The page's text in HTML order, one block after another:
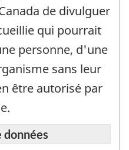
de divulguer
qui pourrait
personne, d'une
sans leur
être autorisé par
données